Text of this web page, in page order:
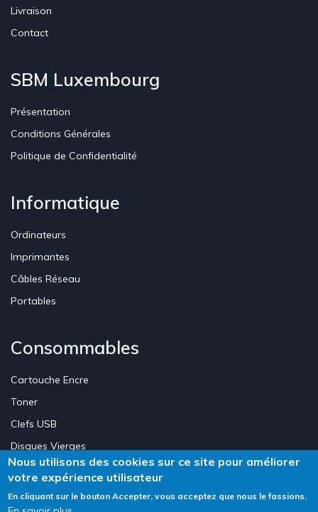
Livraison
Contact
SBM Luxembourg
Présentation
Conditions Générales
Politique de Confidentialité
Informatique
Ordinateurs
Imprimantes
Câbles Réseau
Portables
Consommables
Cartouche Encre
Toner
Clefs USB
Disques Vierges
Création Site E-commerce Luxembourg - Neweb Creations
Nous utilisons des cookies sur ce site pour améliorer
votre expérience utilisateur
En cliquant sur le bouton Accepter, vous acceptez que nous le fassions.